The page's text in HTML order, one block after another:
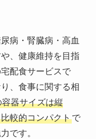
病・腎臓病・高血
、健康維持を目指
配食サービスで
、食事に関する相
器サイズは縦
較的コンパクトで
です。